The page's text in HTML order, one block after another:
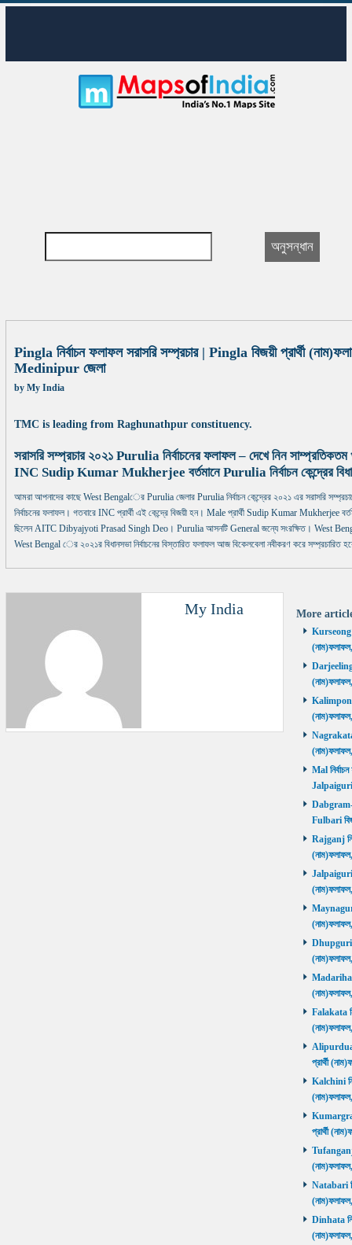
Pingla নির্বাচন ফলাফল সরাসরি সম্প্রচার | Pingla বিজয়ী প্রার্থী
Medinipur জেলা
by My India
TMC is leading from Raghunathpur constituency.
সরাসরি সম্প্রচার ২০২১ Purulia নির্বাচনের ফলাফল – দেখে নিন
INC Sudip Kumar Mukherjee বর্তমানে Purulia নির্বাচন কেন্দ্রের
আমরা আপনাদের কাছে West Bengalের Purulia জেলার Purulia নির্বাচন কেন্দ্রের ২০২১ এর সরাসরি
নির্বাচনের ফলাফল। গতবারে INC প্রার্থী এই কেন্দ্রে বিজয়ী হন। Male প্রার্থী Sudip Kumar Mukherjee
ছিলেন AITC Dibyajyoti Prasad Singh Deo। Purulia আসনটি General জন্যে সংরক্ষিত। West
West Bengal ের ২০২১র বিধানসভা নির্বাচনের বিস্তারিত ফলাফল আজ বিকেলবেলা নবীকরণ করে সম্প্রচারিত
My India More
Kurseong
Darjeeling
Kalimpong
Nagrakata
Mal
Jalpaiguri
Dabgram-
Fulbari
Rajganj
Jalpaiguri
Maynaguri
Dhupguri
Madarihat
Falakata
প্রার্থী
Kalchini
প্রার্থী
Tufanganj
Natabari
Dinhata